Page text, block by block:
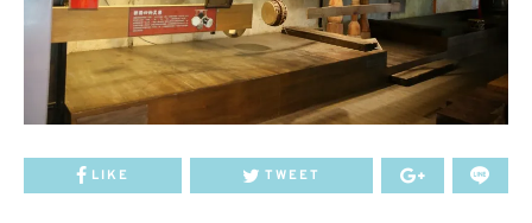
LIKE TWEET